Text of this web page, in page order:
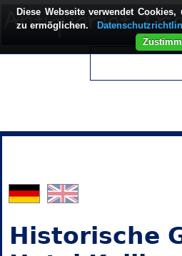
Historische
Diese Webseite verwendet
zu ermöglichen.